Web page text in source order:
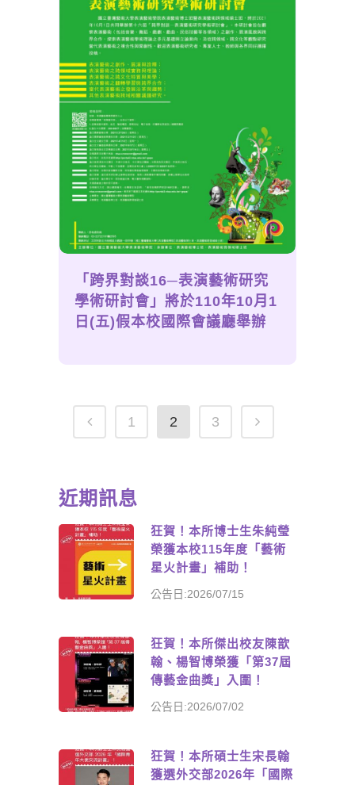
「跨界對談16─表演藝術研究
學術研討會」將於110年10月1
日(五)假本校國際會議廳舉辦
1 2 3
近期訊息
狂賀！本所博士生朱純瑩
榮獲本校115年度「藝術
星火計畫」補助！
公告日:2026/07/15
狂賀！本所傑出校友陳歆
翰、楊智博榮獲「第37屆
傳藝金曲獎」入圍！
公告日:2026/07/02
狂賀！本所碩士生宋長翰
獲選外交部2026年「國際